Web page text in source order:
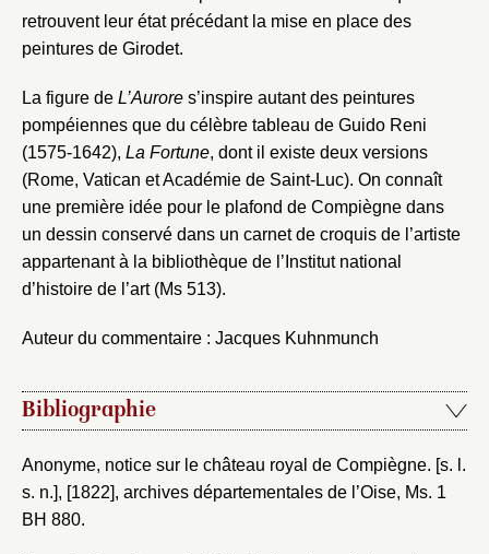
retrouvent leur état précédant la mise en place des
peintures de Girodet.
La figure de L’Aurore s’inspire autant des peintures
pompéiennes que du célèbre tableau de Guido Reni
(1575-1642), La Fortune, dont il existe deux versions
(Rome, Vatican et Académie de Saint-Luc). On connaît
une première idée pour le plafond de Compiègne dans
un dessin conservé dans un carnet de croquis de l’artiste
appartenant à la bibliothèque de l’Institut national
d’histoire de l’art (Ms 513).
Auteur du commentaire : Jacques Kuhnmunch
Bibliographie
Anonyme, notice sur le château royal de Compiègne. [s. l.
s. n.], [1822], archives départementales de l’Oise, Ms. 1
BH 880.